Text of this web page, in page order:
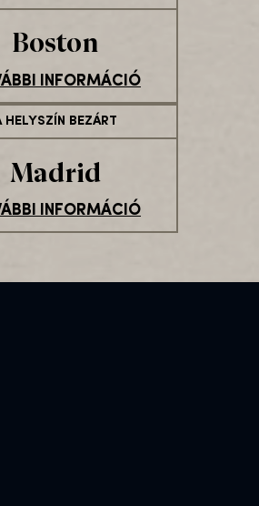
Boston
INFORMÁCIÓ
HELYSZÍN BEZÁRT
Madrid
INFORMÁCIÓ